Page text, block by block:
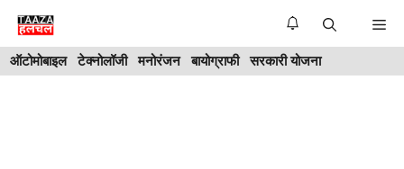
Skip
content
ऑटोमोबाइल टेक्नोलॉजी मनोरंजन बायोग्राफी सरकारी योजना